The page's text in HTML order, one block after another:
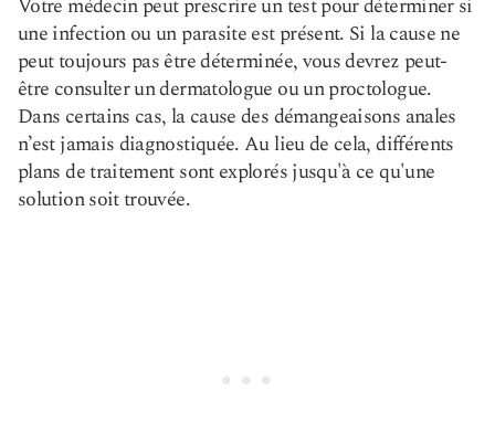
Votre médecin peut prescrire un test pour déterminer si
une infection ou un parasite est présent. Si la cause ne
peut toujours pas être déterminée, vous devrez peut-
être consulter un dermatologue ou un proctologue.
Dans certains cas, la cause des démangeaisons anales
n’est jamais diagnostiquée. Au lieu de cela, différents
plans de traitement sont explorés jusqu'à ce qu'une
solution soit trouvée.